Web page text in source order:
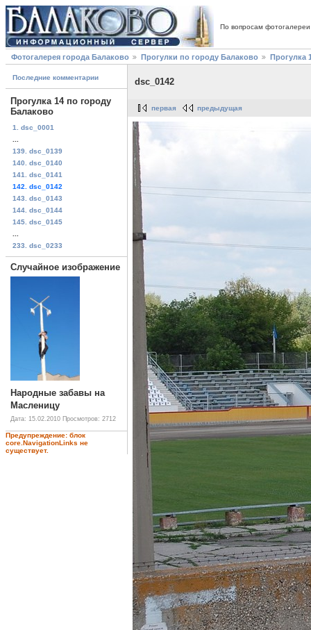
По вопросам
Фотогалерея города Балаково Прогулки по городу Балаково Прогулка
Последние комментарии
Прогулка 14 по городу
Балаково
1. dsc_0001
139. dsc_0139
140. dsc_0140
141. dsc_0141
142. dsc_0142
143. dsc_0143
144. dsc_0144
145. dsc_0145
233. dsc_0233
Случайное изображение
Народные забавы на
Масленицу
Дата: 15.02.2010 Просмотров: 2712
Предупреждение: блок
core.NavigationLinks не
существует.
dsc_0142
первая предыдущая